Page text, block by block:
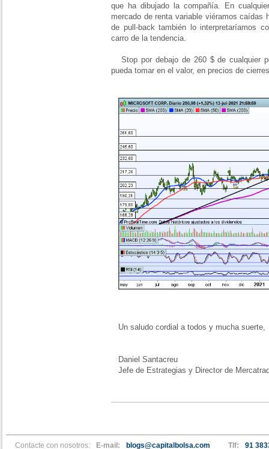
que ha dibujado la compañía. En
mercado de renta variable viéramos caídas
de pull-back también lo interpretaríamos
carro de la tendencia.
Stop por debajo de 260 $ de cualquier
pueda tomar en el valor, en precios de
Un saludo cordial a todos y mucha suerte,
Daniel Santacreu
Jefe de Estrategias y Director de
Contacte con nosotros: E-mail: blogs@capitalbolsa.com Tlf: 91